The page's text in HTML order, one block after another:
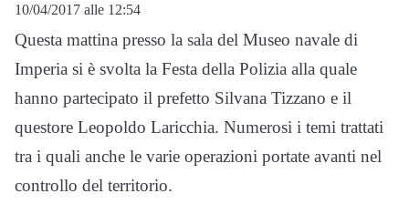
10/04/2017 alle 12:54
Questa mattina presso la sala del Museo navale di
Imperia si è svolta la Festa della Polizia alla quale
hanno partecipato il prefetto Silvana Tizzano e il
questore Leopoldo Laricchia. Numerosi i temi trattati
tra i quali anche le varie operazioni portate avanti nel
controllo del territorio.